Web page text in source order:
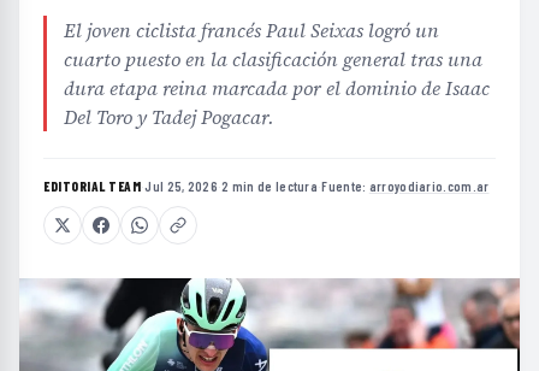
El joven ciclista francés Paul Seixas logró un
cuarto puesto en la clasificación general tras una
dura etapa reina marcada por el dominio de Isaac
Del Toro y Tadej Pogacar.
EDITORIAL TEAM·Jul 25, 2026·2 min de lectura·Fuente: arroyodiario.com.ar